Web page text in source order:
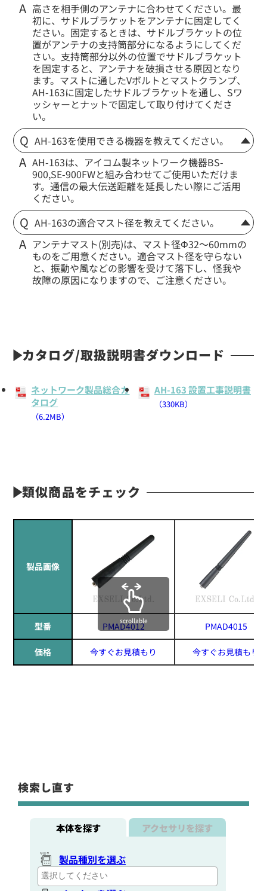
高さを相手側のアンテナに合わせてください。最
初に、サドルブラケットをアンテナに固定してく
ださい。固定するときは、サドルブラケットの位
置がアンテナの支持筒部分になるようにしてくだ
さい。支持筒部分以外の位置でサドルブラケット
を固定すると、アンテナを破損させる原因となり
ます。マストに通したVボルトとマストクランプ、
AH-163に固定したサドルブラケットを通し、Sワ
ッシャーとナットで固定して取り付けてくださ
い。
AH-163を使用できる機器を教えてください。
AH-163は、アイコム製ネットワーク機器BS-
900,SE-900FWと組み合わせてご使用いただけま
す。通信の最大伝送距離を延長したい際にご活用
ください。
AH-163の適合マスト径を教えてください。
アンテナマスト(別売)は、マスト径Φ32〜60mmの
ものをご用意ください。適合マスト径を守らない
と、振動や風などの影響を受けて落下し、怪我や
故障の原因になりますので、ご注意ください。
カタログ/取扱説明書ダウンロード
ネットワーク製品総合カ
タログ
（6.2MB）
AH-163 設置工事説明書
（330KB）
類似商品をチェック
製品画像
型番 PMAD4012 PMAD4015
価格 今すぐお見積もり 今すぐお見積もり
scrollable
検索し直す
本体を探す アクセサリを探す
製品種別を選ぶ